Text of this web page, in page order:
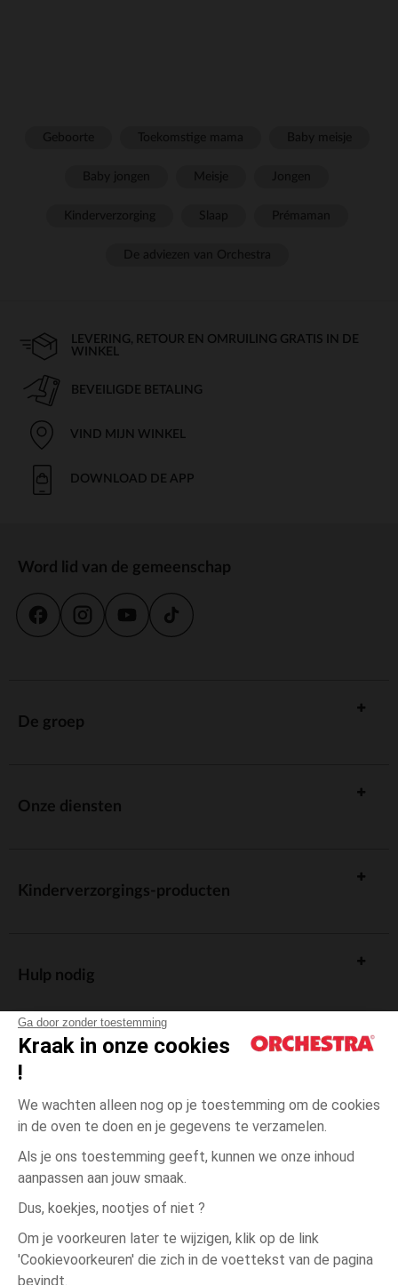
Ga door zonder toestemming
Kraak in onze cookies
!
We wachten alleen nog op je toestemming om de cookies
in de oven te doen en je gegevens te verzamelen.
Als je ons toestemming geeft, kunnen we onze inhoud
aanpassen aan jouw smaak.
Dus, koekjes, nootjes of niet ?
Om je voorkeuren later te wijzigen, klik op de link
'Cookievoorkeuren' die zich in de voettekst van de pagina
bevindt.
Roze Roze
23-
LEVERING, RETOUR EN OMRUILING GRATIS IN DE
WINKEL
BEVEILIGDE BETALING
VIND MIJN WINKEL
DOWNLOAD DE APP
Word lid van de gemeenschap
De groep
Onze diensten
Kinderverzorgings-producten
Hulp nodig
Algemene verkoopsvoorwaarden
Wettelijke bepalingen
Persoonsgegevens